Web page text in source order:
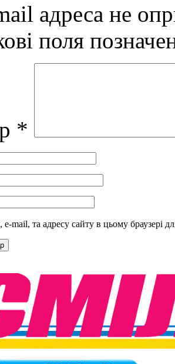
адреса не
поля
*
e-mail, та адресу сайту в цьому браузері